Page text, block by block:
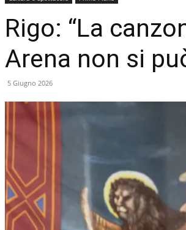
Rigo: “La
Arena non si
5 Giugno 2026